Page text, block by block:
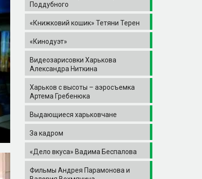
Поддубного
«Книжковий кошик» Тетяни Терен
«Кинодуэт»
Видеозарисовки Харькова
Александра Ниткина
Харьков с высоты – аэросъемка
Артема Гребенюка
Выдающиеся харьковчане
За кадром
«Дело вкуса» Вадима Беспалова
Фильмы Андрея Парамонова и